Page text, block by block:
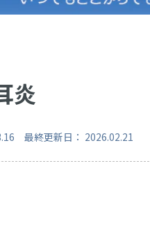
炎
最終更新日： 2026.02.21